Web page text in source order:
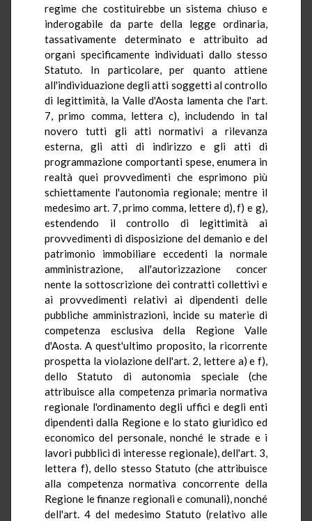
regime che costituirebbe un sistema chiuso e
inderogabile da parte della legge ordinaria,
tassativamente determinato e attribuito ad
organi specificamente individuati dallo stesso
Statuto. In particolare, per quanto attiene
all'individuazione degli atti soggetti al controllo
di legittimità, la Valle d'Aosta lamenta che l'art.
7, primo comma, lettera c), includendo in tal
novero tutti gli atti normativi a rilevanza
esterna, gli atti di indirizzo e gli atti di
programmazione comportanti spese, enumera in
realtà quei provvedimenti che esprimono più
schiettamente l'autonomia regionale; mentre il
medesimo art. 7, primo comma, lettere d), f) e g),
estendendo il controllo di legittimità ai
provvedimenti di disposizione del demanio e del
patrimonio immobiliare eccedenti la normale
amministrazione, all'autorizzazione concer
nente la sottoscrizione dei contratti collettivi e
ai provvedimenti relativi ai dipendenti delle
pubbliche amministrazioni, incide su materie di
competenza esclusiva della Regione Valle
d'Aosta. A quest'ultimo proposito, la ricorrente
prospetta la violazione dell'art. 2, lettere a) e f),
dello Statuto di autonomia speciale (che
attribuisce alla competenza primaria normativa
regionale l'ordinamento degli uffici e degli enti
dipendenti dalla Regione e lo stato giuridico ed
economico del personale, nonché le strade e i
lavori pubblici di interesse regionale), dell'art. 3,
lettera f), dello stesso Statuto (che attribuisce
alla competenza normativa concorrente della
Regione le finanze regionali e comunali), nonché
dell'art. 4 del medesimo Statuto (relativo alle